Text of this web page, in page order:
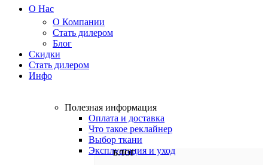
О Нас
О Компании
Стать дилером
Блог
Скидки
Стать дилером
Инфо
Полезная информация
Оплата и доставка
Что такое реклайнер
Выбор ткани
Эксплуатация и уход
БЛОГ